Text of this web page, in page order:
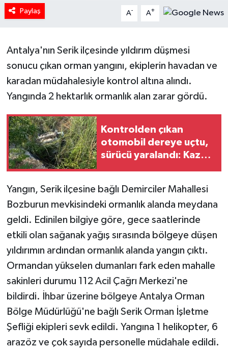
Paylaş A- A+
Antalya'nın Serik ilçesinde yıldırım düşmesi
sonucu çıkan orman yangını, ekiplerin havadan ve
karadan müdahalesiyle kontrol altına alındı.
Yangında 2 hektarlık ormanlık alan zarar gördü.
Kontrolden çıkan
otomobil dereye uçtu,
sürücü yaralandı: Kaza
Yangın, Serik ilçesine bağlı Demirciler Mahallesi
Bozburun mevkisindeki ormanlık alanda meydana
geldi. Edinilen bilgiye göre, gece saatlerinde
etkili olan sağanak yağış sırasında bölgeye düşen
yıldırımın ardından ormanlık alanda yangın çıktı.
Ormandan yükselen dumanları fark eden mahalle
sakinleri durumu 112 Acil Çağrı Merkezi'ne
bildirdi. İhbar üzerine bölgeye Antalya Orman
Bölge Müdürlüğü'ne bağlı Serik Orman İşletme
Şefliği ekipleri sevk edildi. Yangına 1 helikopter, 6
arazöz ve çok sayıda personelle müdahale edildi.
POLİTİKA
SAĞLIK
Spor
Teknoloji
Türkiye
Yerel
İletişim
Künye